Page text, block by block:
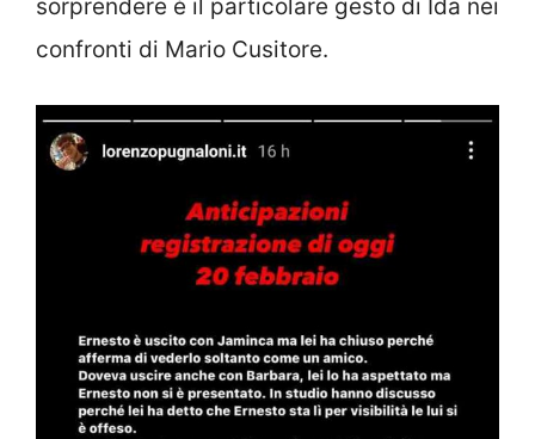
sorprendere è il particolare gesto di Ida nei
confronti di Mario Cusitore.